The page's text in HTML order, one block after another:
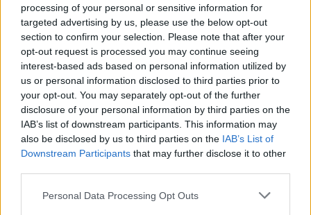
processing of your personal or sensitive information for
targeted advertising by us, please use the below opt-out
section to confirm your selection. Please note that after your
opt-out request is processed you may continue seeing
interest-based ads based on personal information utilized by
us or personal information disclosed to third parties prior to
your opt-out. You may separately opt-out of the further
disclosure of your personal information by third parties on the
IAB’s list of downstream participants. This information may
also be disclosed by us to third parties on the IAB’s List of
Downstream Participants that may further disclose it to other
Personal Data Processing Opt Outs
μέλλον στην υγεία
Κλείνοντας, η Kavita Patel υπογράμμισε ότι
μόνο μέσα από συλλογική προσπάθεια και
ουσιαστική συνεργασία όλων των
εμπλεκόμενων φορέων η Ελλάδα μπορεί να
επιταχύνει τη μεταρρύθμιση του συστήματος
υγείας και να εδραιώσει την υγεία ως
επένδυση για το μέλλον της χώρας.
δημοσιογράφος Γιώργος Σακκάς, ενώ στη